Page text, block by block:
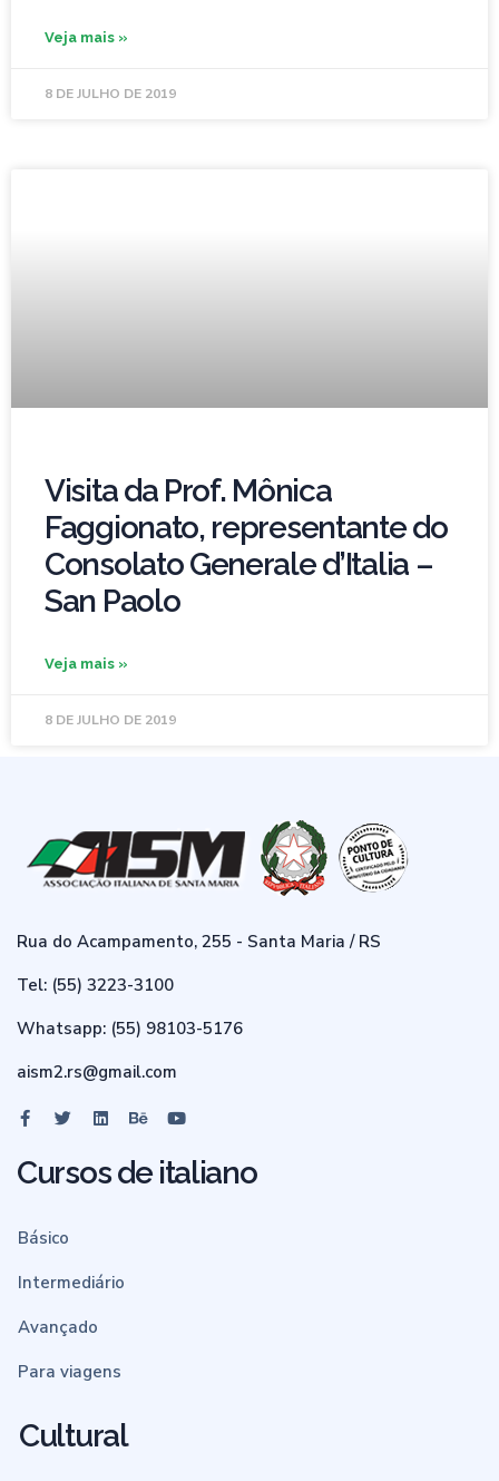
Veja mais »
8 DE JULHO DE 2019
Visita da Prof. Mônica
Faggionato, representante do
Consolato Generale d’Italia –
San Paolo
Veja mais »
8 DE JULHO DE 2019
Rua do Acampamento, 255 - Santa Maria / RS
Tel: (55) 3223-3100
Whatsapp: (55) 98103-5176
aism2.rs@gmail.com
Cursos de italiano
Básico
Intermediário
Avançado
Para viagens
Cultural